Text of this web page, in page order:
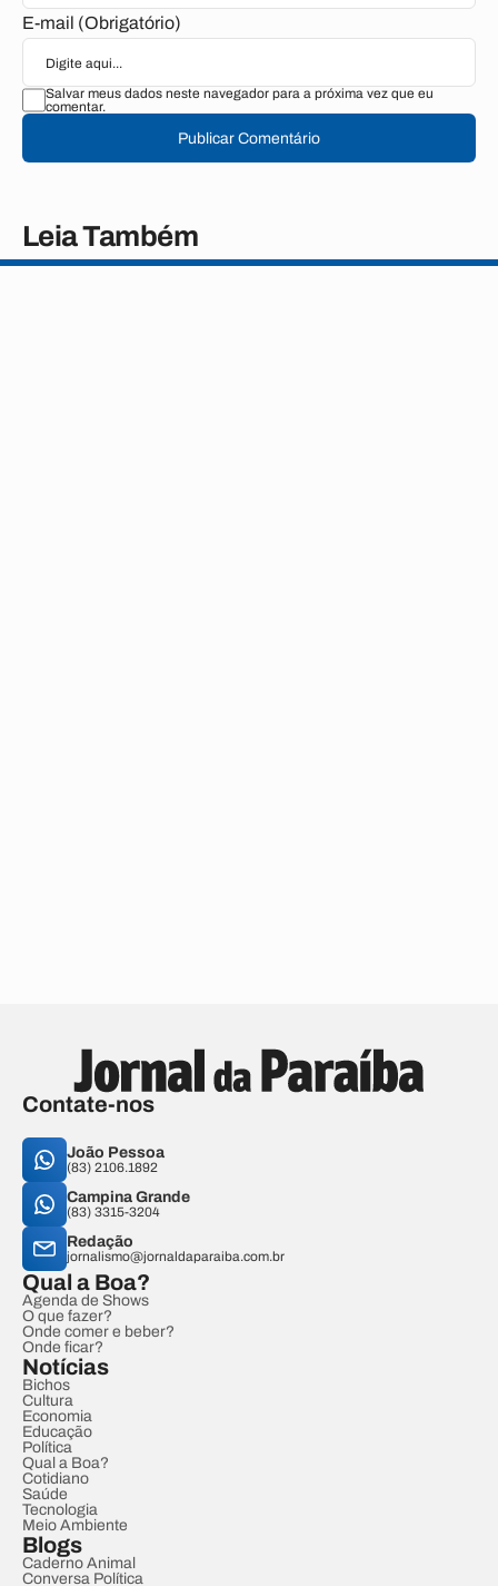
E-mail (Obrigatório)
Salvar meus dados neste navegador para a próxima vez que eu
comentar.
Publicar Comentário
Leia Também
Contate-nos
João Pessoa
(83) 2106.1892
Campina Grande
(83) 3315-3204
Redação
jornalismo@jornaldaparaiba.com.br
Qual a Boa?
Agenda de Shows
O que fazer?
Onde comer e beber?
Onde ficar?
Notícias
Bichos
Cultura
Economia
Educação
Política
Qual a Boa?
Cotidiano
Saúde
Tecnologia
Meio Ambiente
Blogs
Caderno Animal
Conversa Política